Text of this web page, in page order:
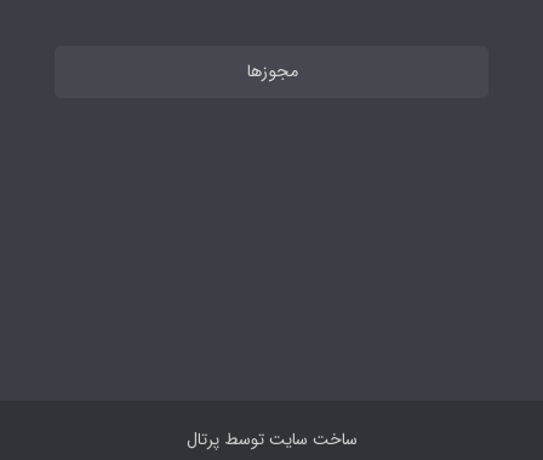
مجوزها
ساخت سایت توسطپرتال